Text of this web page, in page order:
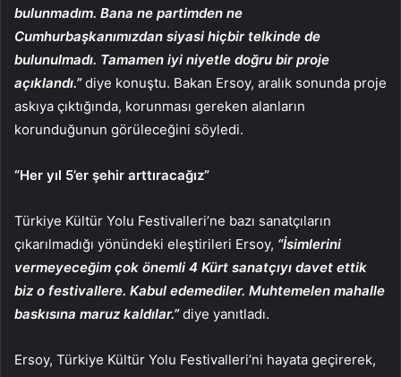
bulunmadım. Bana ne partimden ne
Cumhurbaşkanımızdan siyasi hiçbir telkinde de
bulunulmadı. Tamamen iyi niyetle doğru bir proje
açıklandı.”diye konuştu. Bakan Ersoy, aralık sonunda proje
askıya çıktığında, korunması gereken alanların
korunduğunun görüleceğini söyledi.
“Her yıl 5’er şehir arttıracağız”
Türkiye Kültür Yolu Festivalleri’ne bazı sanatçıların
çıkarılmadığı yönündeki eleştirileri Ersoy, “İsimlerini
vermeyeceğim çok önemli 4 Kürt sanatçıyı davet ettik
biz o festivallere. Kabul edemediler. Muhtemelen mahalle
baskısına maruz kaldılar.”diye yanıtladı.
Ersoy, Türkiye Kültür Yolu Festivalleri’ni hayata geçirerek,